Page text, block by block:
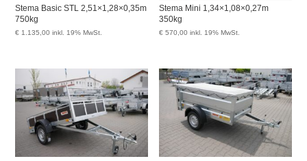
Stema Basic STL 2,51×1,28×0,35m
750kg
€ 1.135,00 inkl. 19% MwSt.
Stema Mini 1,34×1,08×0,27m
350kg
€ 570,00 inkl. 19% MwSt.